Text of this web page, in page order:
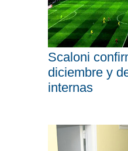
Scaloni
diciembre y
internas